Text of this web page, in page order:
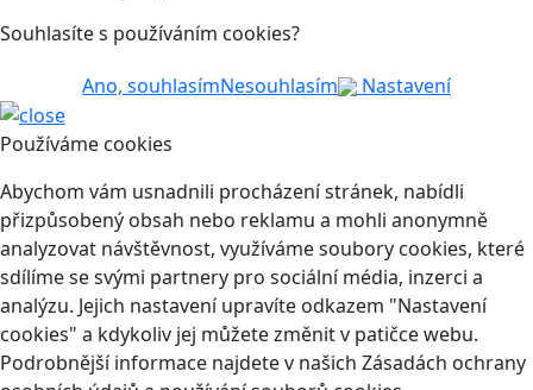
Souhlasíte s používáním cookies?
Ano, souhlasímNesouhlasím Nastavení
Používáme cookies
Abychom vám usnadnili procházení stránek, nabídli
přizpůsobený obsah nebo reklamu a mohli anonymně
analyzovat návštěvnost, využíváme soubory cookies, které
sdílíme se svými partnery pro sociální média, inzerci a
analýzu. Jejich nastavení upravíte odkazem "Nastavení
cookies" a kdykoliv jej můžete změnit v patičce webu.
Podrobnější informace najdete v našich Zásadách ochrany